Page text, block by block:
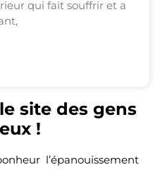
qui fait souffrir et a
site des gens
!
l’épanouissement